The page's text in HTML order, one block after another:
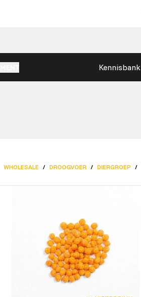
Kennisbank
WHOLESALE / DROOGVOER / DIERGROEP /